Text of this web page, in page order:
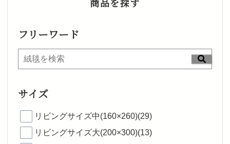
フリーワード
サイズ
リビングサイズ中(160×260)(29)
リビングサイズ大(200×300)(13)